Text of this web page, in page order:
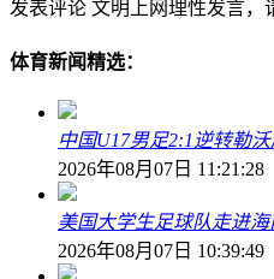
发表评论 文明上网理性发言，
体育新闻精选：
中国U17男足2:1逆转勒
2026年08月07日 11:21:28
美国大学生足球队走进
2026年08月07日 10:39:49